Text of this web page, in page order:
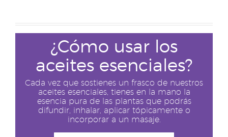
¿Cómo usar los
aceites esenciales?
Cada vez que sostienes un frasco de nuestros
aceites esenciales, tienes en la mano la
esencia pura de las plantas que podrás
difundir, inhalar, aplicar tópicamente o
incorporar a un masaje.